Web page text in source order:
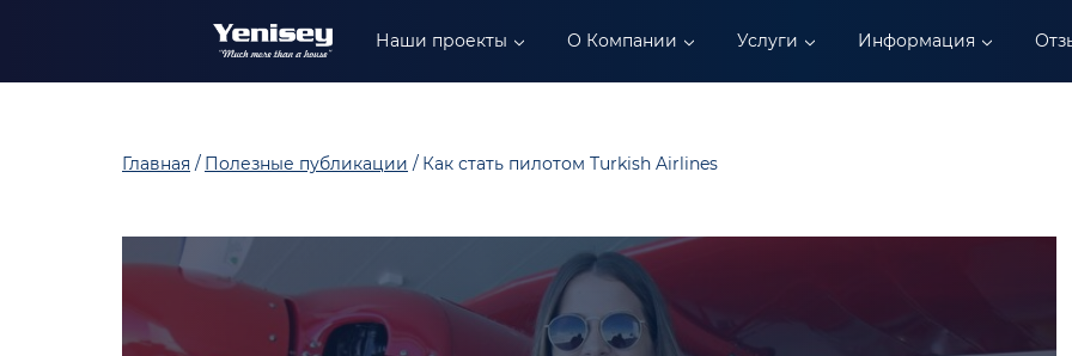
+90 549 402 88 89
Наши проекты О Компании Услуги Информация
Главная Полезные публикации Как стать пилотом Turkish Airlines